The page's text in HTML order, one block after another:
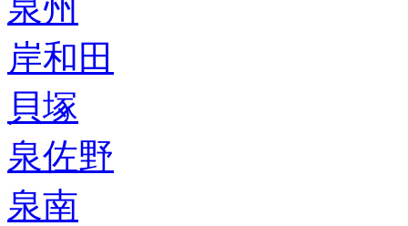
泉州
岸和田
貝塚
泉佐野
泉南